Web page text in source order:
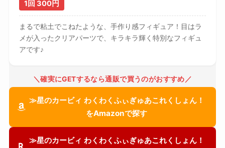
1回 300円
まるで粘土でこねたような、手作り感フィギュア！目はラ
メが入ったクリアパーツで、キラキラ輝く特別なフィギュ
アです♪
＼確実にGETするなら通販で買うのがおすすめ／
≫星のカービィ わくわくふぃぎゅあこれくしょん！
をAmazonで探す
≫星のカービィ わくわくふぃぎゅあこれくしょん！